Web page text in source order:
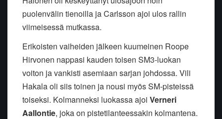
puolenvälin tienoilla ja Carlsson ajoi ulos rallin
viimeisessä mutkassa.
Erikoisten vaiheiden jälkeen kuumeinen Roope
Hirvonen nappasi kauden toisen SM3-luokan
voiton ja vankisti asemiaan sarjan johdossa. Vili
Hakala oli siis toinen ja nousi myös SM-pisteissä
toiseksi. Kolmanneksi luokassa ajoi Verneri
Aallontie, joka on pistetilanteessakin kolmantena.